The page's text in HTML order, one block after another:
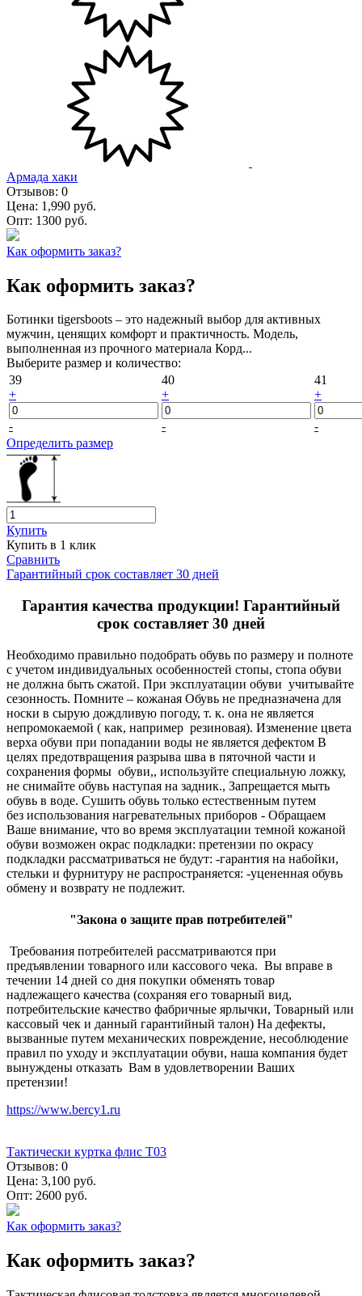
Армада хаки
Отзывов: 0
Цена: 1,990 руб.
Опт: 1300 руб.
Как оформить заказ?
Как оформить заказ?
Ботинки tigersboots – это надежный выбор для активных
мужчин, ценящих комфорт и практичность. Модель,
выполненная из прочного материала Корд...
Выберите размер и количество:
39
+
-
40
+
-
41
+
-
Определить размер
Купить
Купить в 1 клик
Сравнить
Гарантийный срок составляет 30 дней
Гарантия качества продукции! Гарантийный
срок составляет 30 дней
Необходимо правильно подобрать обувь по размеру и полноте
с учетом индивидуальных особенностей стопы, стопа обуви
не должна быть сжатой. При эксплуатации обуви учитывайте
сезонность. Помните – кожаная Обувь не предназначена для
носки в сырую дождливую погоду, т. к. она не является
непромокаемой ( как, например резиновая). Изменение цвета
верха обуви при попадании воды не является дефектом В
целях предотвращения разрыва шва в пяточной части и
сохранения формы обуви,, используйте специальную ложку,
не снимайте обувь наступая на задник., Запрещается мыть
обувь в воде. Сушить обувь только естественным путем
без использования нагревательных приборов - Обращаем
Ваше внимание, что во время эксплуатации темной кожаной
обуви возможен окрас подкладки: претензии по окрасу
подкладки рассматриваться не будут: -гарантия на набойки,
стельки и фурнитуру не распространяется: -уцененная обувь
обмену и возврату не подлежит.
"Закона о защите прав потребителей"
Требования потребителей рассматриваются при
предъявлении товарного или кассового чека. Вы вправе в
течении 14 дней со дня покупки обменять товар
надлежащего качества (сохраняя его товарный вид,
потребительские качество фабричные ярлычки, Товарный или
кассовый чек и данный гарантийный талон) На дефекты,
вызванные путем механических повреждение, несоблюдение
правил по уходу и эксплуатации обуви, наша компания будет
вынуждены отказать Вам в удовлетворении Ваших
претензии!
https://www.bercy1.ru
Тактически куртка флис Т03
Отзывов: 0
Цена: 3,100 руб.
Опт: 2600 руб.
Как оформить заказ?
Как оформить заказ?